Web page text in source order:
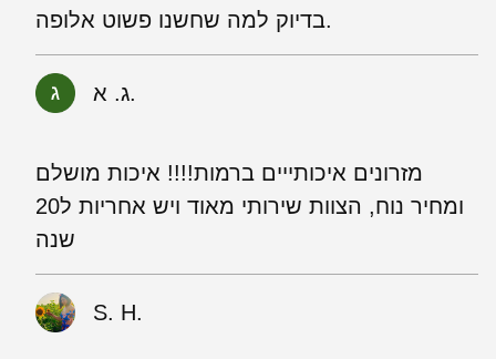
בדיוק למה שחשנו פשוט אלופה.
ג. א.
מזרונים איכותייים ברמות!!!! איכות מושלם
ומחיר נוח, הצוות שירותי מאוד ויש אחריות ל20
שנה
S. H.